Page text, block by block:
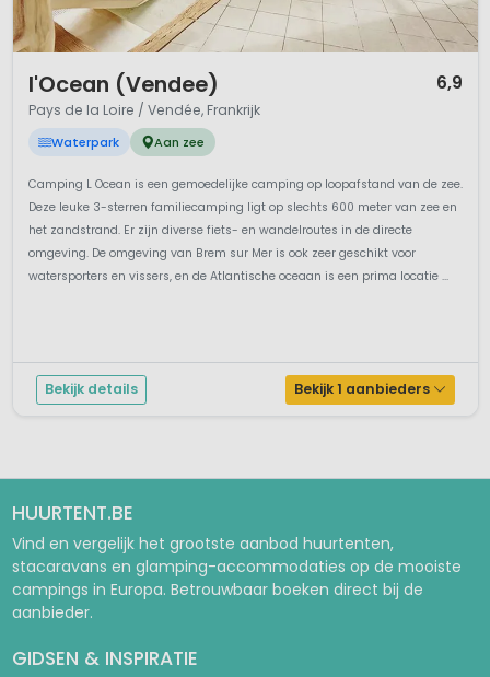
l'Ocean (Vendee) 6,9
Pays de la Loire / Vendée, Frankrijk
Waterpark Aan zee
Camping L Ocean is een gemoedelijke camping op loopafstand van de zee.
Deze leuke 3-sterren familiecamping ligt op slechts 600 meter van zee en
het zandstrand. Er zijn diverse fiets- en wandelroutes in de directe
omgeving. De omgeving van Brem sur Mer is ook zeer geschikt voor
watersporters en vissers, en de Atlantische oceaan is een prima locatie ...
Bekijk details Bekijk 1 aanbieders
HUURTENT.BE
Vind en vergelijk het grootste aanbod huurtenten,
stacaravans en glamping-accommodaties op de mooiste
campings in Europa. Betrouwbaar boeken direct bij de
aanbieder.
GIDSEN & INSPIRATIE